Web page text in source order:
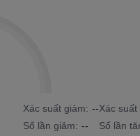
Xác suất giảm: --
Số lần giảm: --
Xác suất
Số lần